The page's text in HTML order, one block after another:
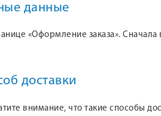
данные
«Оформление заказа».
доставки
внимание, что такие способы